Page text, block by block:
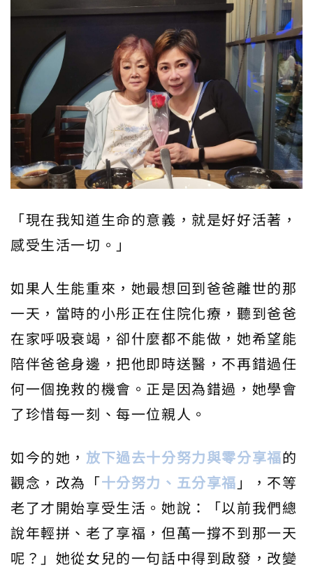
「現在我知道生命的意義，就是好好活著，
感受生活一切。」
如果人生能重來，她最想回到爸爸離世的那
一天，當時的小彤正在住院化療，聽到爸爸
在家呼吸衰竭，卻什麼都不能做，她希望能
陪伴爸爸身邊，把他即時送醫，不再錯過任
何一個挽救的機會。正是因為錯過，她學會
了珍惜每一刻、每一位親人。
如今的她， 放下過去十分努力與零分享福的
觀念，改為「十分努力、五分享福 」，不等
老了才開始享受生活。她說：「以前我們總
說年輕拼、老了享福，但萬一撐不到那一天
呢？」她從女兒的一句話中得到啟發，改變